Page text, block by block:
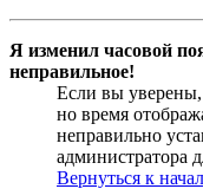
Я изменил часовой
неправильное!
Если вы уверены,
но время
неправильно
администратора
Вернуться к